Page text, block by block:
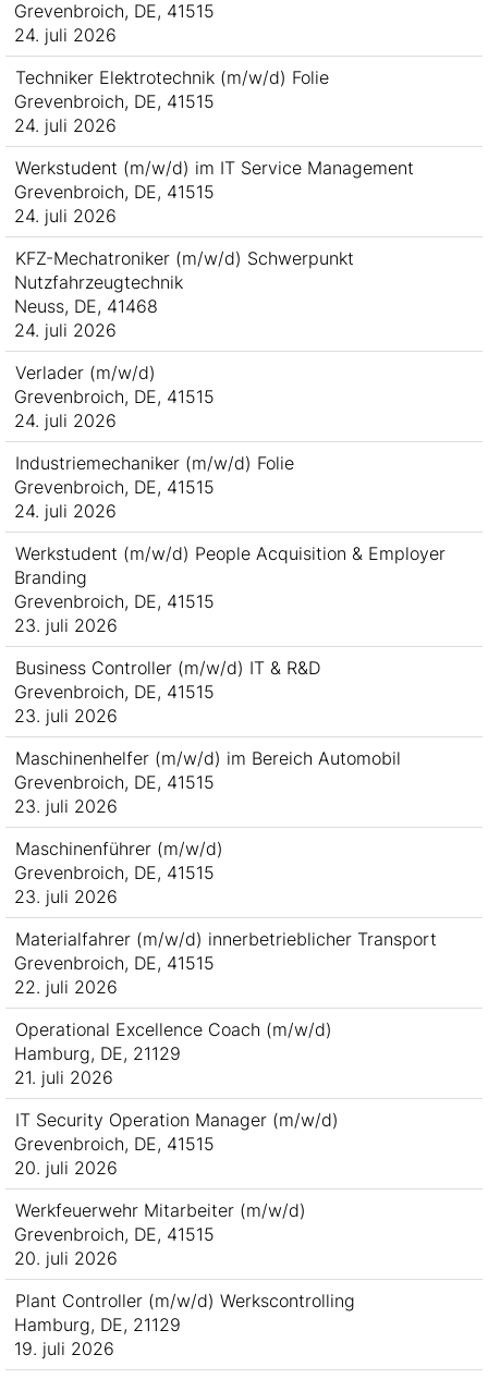
Grevenbroich, DE, 41515
24. juli 2026
Techniker Elektrotechnik (m/w/d) Folie
Grevenbroich, DE, 41515
24. juli 2026
Werkstudent (m/w/d) im IT Service Management
Grevenbroich, DE, 41515
24. juli 2026
KFZ-Mechatroniker (m/w/d) Schwerpunkt
Nutzfahrzeugtechnik
Neuss, DE, 41468
24. juli 2026
Verlader (m/w/d)
Grevenbroich, DE, 41515
24. juli 2026
Industriemechaniker (m/w/d) Folie
Grevenbroich, DE, 41515
24. juli 2026
Werkstudent (m/w/d) People Acquisition & Employer
Branding
Grevenbroich, DE, 41515
23. juli 2026
Business Controller (m/w/d) IT & R&D
Grevenbroich, DE, 41515
23. juli 2026
Maschinenhelfer (m/w/d) im Bereich Automobil
Grevenbroich, DE, 41515
23. juli 2026
Maschinenführer (m/w/d)
Grevenbroich, DE, 41515
23. juli 2026
Materialfahrer (m/w/d) innerbetrieblicher Transport
Grevenbroich, DE, 41515
22. juli 2026
Operational Excellence Coach (m/w/d)
Hamburg, DE, 21129
21. juli 2026
IT Security Operation Manager (m/w/d)
Grevenbroich, DE, 41515
20. juli 2026
Werkfeuerwehr Mitarbeiter (m/w/d)
Grevenbroich, DE, 41515
20. juli 2026
Plant Controller (m/w/d) Werkscontrolling
Hamburg, DE, 21129
19. juli 2026